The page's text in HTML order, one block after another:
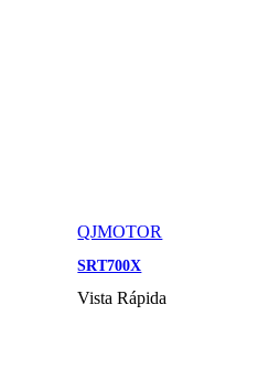
QJMOTOR
SRT700X
Vista Rápida